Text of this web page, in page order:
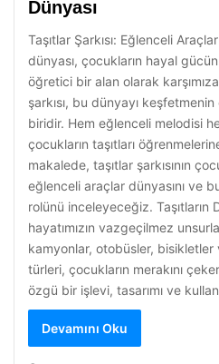
Dünyası
Taşıtlar Şarkısı: Eğlenceli
dünyası, çocukların hayal
öğretici bir alan olarak
şarkısı, bu dünyayı
biridir. Hem eğlenceli melodisi
çocukların taşıtları
makalede, taşıtlar şarkısının
eğlenceli araçlar dünyasını ve
rolünü inceleyeceğiz. Taşıtların
hayatımızın vazgeçilmez
kamyonlar, otobüsler, bisikletler
türleri, çocukların merakını
özgü bir işlevi, tasarımı ve
Devamını Oku